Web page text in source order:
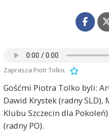
Zaprasza Piotr Tolko.
Gośćmi Piotra Tolko byli:
Dawid Krystek (radny SLD),
Klubu Szczecin dla
(radny PO).